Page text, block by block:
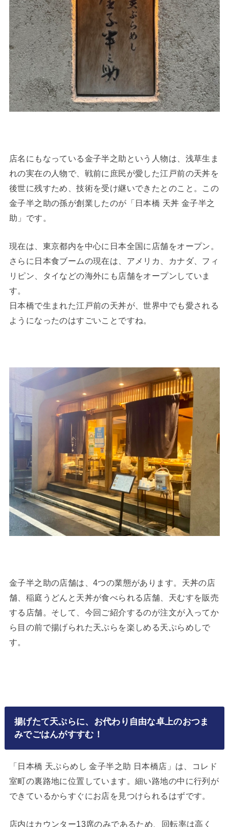
店名にもなっている金子半之助という人物は、浅草生ま
れの実在の人物で、戦前に庶民が愛した江戸前の天丼を
後世に残すため、技術を受け継いできたとのこと。この
金子半之助の孫が創業したのが「日本橋 天丼 金子半之
助」です。
現在は、東京都内を中心に日本全国に店舗をオープン。
さらに日本食ブームの現在は、アメリカ、カナダ、フィ
リピン、タイなどの海外にも店舗をオープンしていま
す。
日本橋で生まれた江戸前の天丼が、世界中でも愛される
ようになったのはすごいことですね。
金子半之助の店舗は、4つの業態があります。天丼の店
舗、稲庭うどんと天丼が食べられる店舗、天むすを販売
する店舗。そして、今回ご紹介するのが注文が入ってか
ら目の前で揚げられた天ぷらを楽しめる天ぷらめしで
す。
揚げたて天ぷらに、お代わり自由な卓上のおつま
みでごはんがすすむ！
「日本橋 天ぷらめし 金子半之助 日本橋店」は、コレド
室町の裏路地に位置しています。細い路地の中に行列が
できているからすぐにお店を見つけられるはずです。
店内はカウンター13席のみであるため、回転率は高く